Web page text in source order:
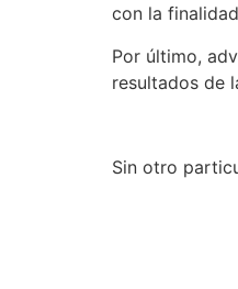
con la
Por último,
resultados de
Sin otro